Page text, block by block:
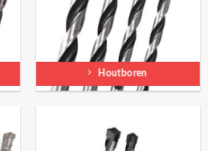
Houtboren